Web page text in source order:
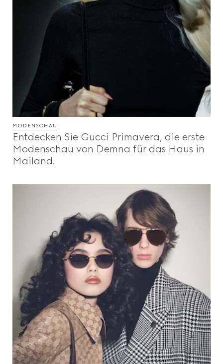
MODENSCHAU
Entdecken Sie Gucci Primavera, die erste
Modenschau von Demna für das Haus in
Mailand.